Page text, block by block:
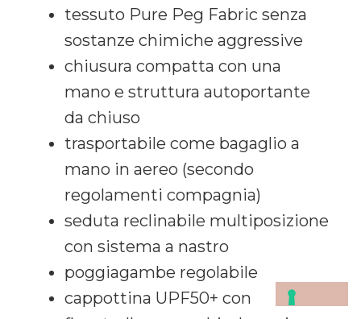
tessuto Pure Peg Fabric senza
sostanze chimiche aggressive
chiusura compatta con una
mano e struttura autoportante
da chiuso
trasportabile come bagaglio a
mano in aereo (secondo
regolamenti compagnia)
seduta reclinabile multiposizione
con sistema a nastro
poggiagambe regolabile
cappottina UPF50+ con